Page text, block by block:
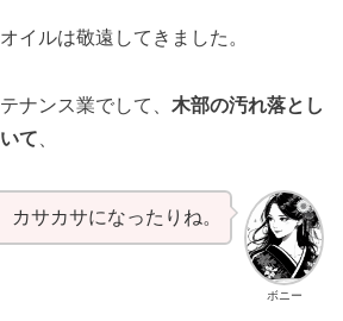
イルは敬遠してきました。
ナンス業でして、 木部の汚れ落とし
て
ボニー
カサカサになったりね。